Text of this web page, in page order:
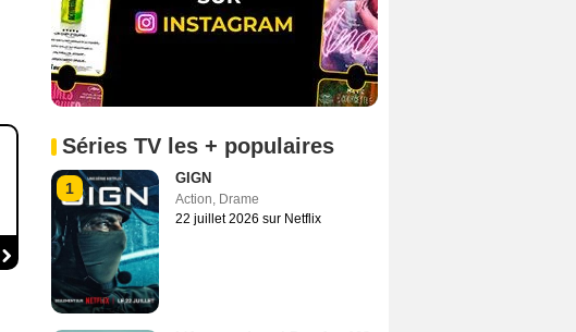
Séries TV les + populaires
1
GIGN
Action, Drame
22 juillet 2026 sur Netflix